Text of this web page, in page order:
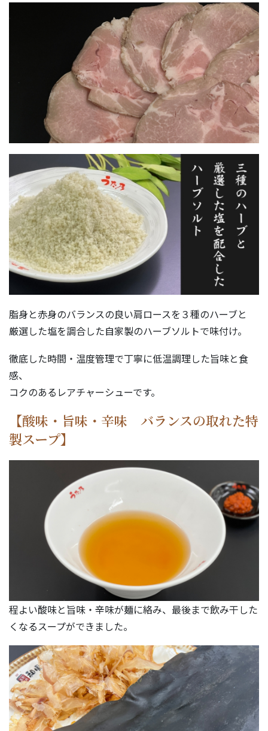
脂身と赤身のバランスの良い肩ロースを３種のハーブと
厳選した塩を調合した自家製のハーブソルトで味付け。
徹底した時間・温度管理で丁寧に低温調理した旨味と食
感、
コクのあるレアチャーシューです。
【酸味・旨味・辛味 バランスの取れた特
製スープ】
程よい酸味と旨味・辛味が麺に絡み、最後まで飲み干した
くなるスープができました。